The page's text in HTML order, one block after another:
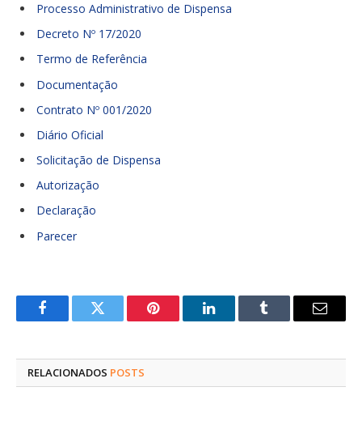
Processo Administrativo de Dispensa
Decreto Nº 17/2020
Termo de Referência
Documentação
Contrato Nº 001/2020
Diário Oficial
Solicitação de Dispensa
Autorização
Declaração
Parecer
FacebookTwitter Pinterest LinkedInTumblr
E-
RELACIONADOS POSTS